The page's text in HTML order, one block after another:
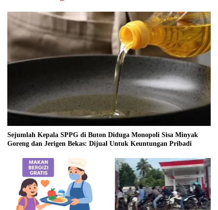
Sejumlah Kepala SPPG di Buton Diduga Monopoli Sisa Minyak
Goreng dan Jerigen Bekas: Dijual Untuk Keuntungan Pribadi